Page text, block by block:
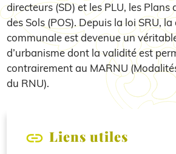
directeurs (SD) et les PLU, les Plans
des Sols (POS). Depuis la loi SRU,
communale est devenue un
d’urbanisme dont la validité est
contrairement au MARNU
du RNU).
Liens utiles